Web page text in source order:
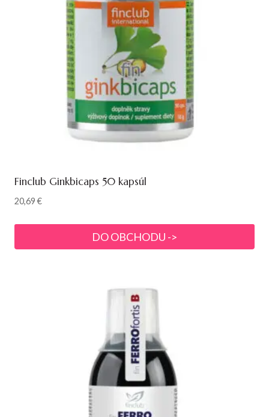
Finclub Ginkbicaps 50 kapsúl
20,69€
DO OBCHODU ->